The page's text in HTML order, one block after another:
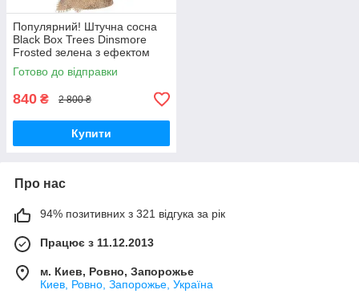
Популярний! Штучна сосна
Black Box Trees Dinsmore
Frosted зелена з ефектом
снігу, 0,45 м
(8718861289060) - Краща
Готово до відправки
840 ₴ 2 800 ₴
Купити
Про нас
94% позитивних з 321 відгука за рік
Працює з 11.12.2013
м. Киев, Ровно, Запорожье
Киев, Ровно, Запорожье, Україна